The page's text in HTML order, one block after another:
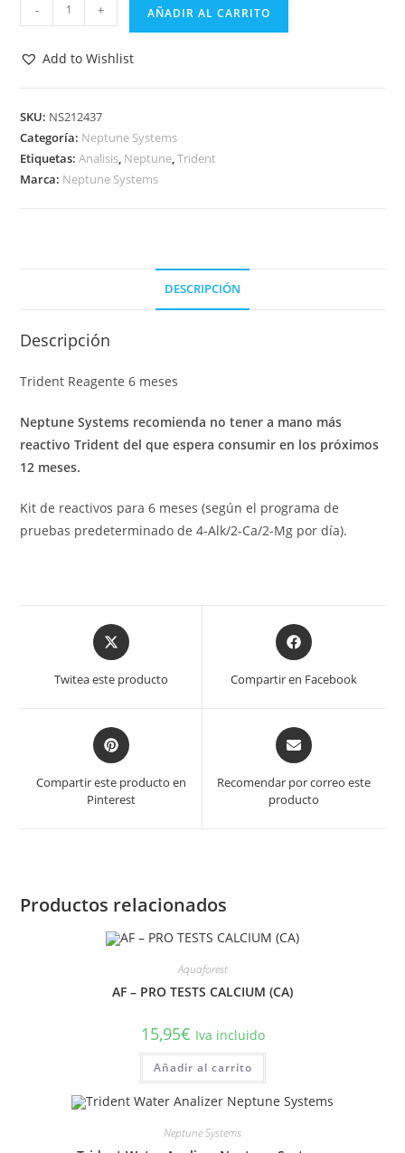
Reagente
Neptune
Systems
cantidad
- + AÑADIR AL CARRITO
Add to Wishlist
SKU: NS212437
Categoría: Neptune Systems
Etiquetas:Analisis, Neptune,Trident
Marca: Neptune Systems
DESCRIPCIÓN
Descripción
Trident Reagente 6 meses
Neptune Systems recomienda no tener a mano más
reactivo Trident del que espera consumir en los próximos
12 meses.
Kit de reactivos para 6 meses (según el programa de
pruebas predeterminado de 4-Alk/2-Ca/2-Mg por día).
Opens
in
new
Twitea este producto
Opens
in
new
Compartir en Facebook
Opens
in
new
Compartir este producto en
Pinterest
Opens
in
new
Recomendar por correo este
producto
Productos relacionados
Aquaforest
AF – PRO TESTS CALCIUM (CA)
15,95€ Iva incluido
Añadir al carrito
Neptune Systems